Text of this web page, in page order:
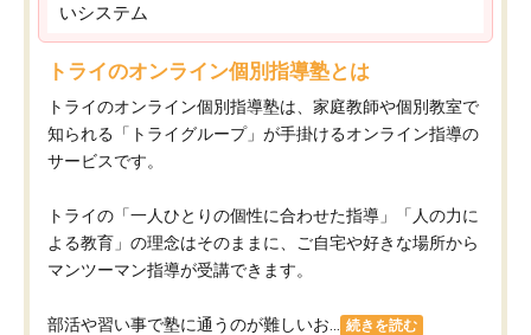
いシステム
トライのオンライン個別指導塾とは
トライのオンライン個別指導塾は、家庭教師や個別教室で
知られる「トライグループ」が手掛けるオンライン指導の
サービスです。
トライの「一人ひとりの個性に合わせた指導」「人の力に
よる教育」の理念はそのままに、ご自宅や好きな場所から
マンツーマン指導が受講できます。
部活や習い事で塾に通うのが難しいお... 続きを読む